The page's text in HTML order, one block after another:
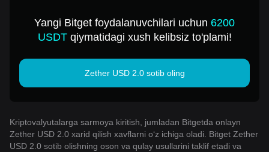
Yangi Bitget foydalanuvchilari uchun 6200
USDTqiymatidagi xush kelibsiz to'plami!
Zether USD 2.0 sotib oling
Kriptovalyutalarga sarmoya kiritish, jumladan Bitgetda onlayn
Zether USD 2.0 xarid qilish xavflarni o‘z ichiga oladi. Bitget Zether
USD 2.0 sotib olishning oson va qulay usullarini taklif etadi va